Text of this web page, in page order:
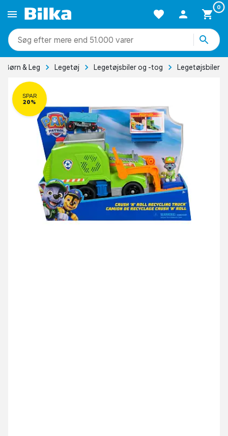
0
mere end 51.000 varer
Børn & Leg Legetøj Legetøjsbiler og -tog Legetøjsbiler
SPAR
20%